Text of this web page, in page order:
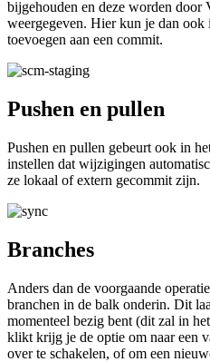
bijgehouden en deze worden door
weergegeven. Hier kun je dan
toevoegen aan een commit.
Pushen en pullen
Pushen en pullen gebeurt ook in
instellen dat wijzigingen
ze lokaal of extern gecommit zijn.
Branches
Anders dan de voorgaande
branchen in de balk onderin. Dit
momenteel bezig bent (dit zal in
klikt krijg je de optie om naar een
over te schakelen, of om een